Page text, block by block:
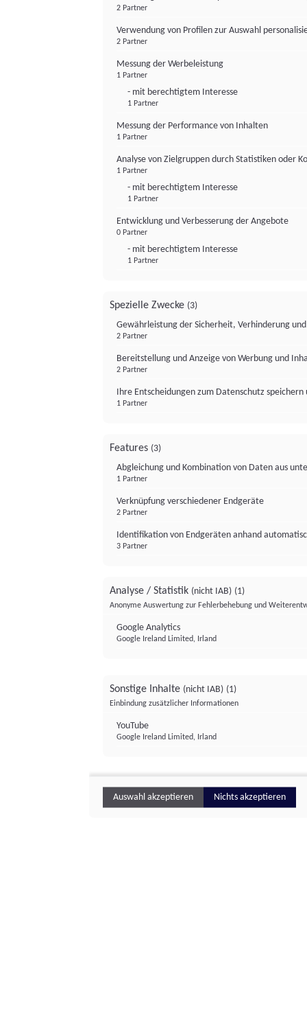
2 Partner
Verwendung von Profilen zur Auswahl
2 Partner
Messung der Werbeleistung
1 Partner
- mit berechtigtem Interesse
1 Partner
Messung der Performance von Inhalten
1 Partner
Analyse von Zielgruppen durch Statistiken oder
1 Partner
- mit berechtigtem Interesse
1 Partner
Entwicklung und Verbesserung der Angebote
0 Partner
- mit berechtigtem Interesse
1 Partner
Spezielle Zwecke (3)
Gewährleistung der Sicherheit, Verhinderung
2 Partner
Bereitstellung und Anzeige von Werbung und
2 Partner
Ihre Entscheidungen zum Datenschutz
1 Partner
Features (3)
Abgleichung und Kombination von Daten aus
1 Partner
Verknüpfung verschiedener Endgeräte
2 Partner
Identifikation von Endgeräten anhand
3 Partner
Analyse / Statistik (nicht IAB) (1)
Anonyme Auswertung zur Fehlerbehebung und
Google Analytics
Google Ireland Limited, Irland
Sonstige Inhalte (nicht IAB) (1)
Einbindung zusätzlicher Informationen
YouTube
Google Ireland Limited, Irland
Auswahl akzeptieren Nichts akzeptieren